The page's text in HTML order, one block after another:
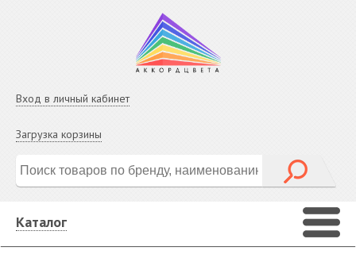
Вход в личный кабинет
Загрузка корзины
Каталог